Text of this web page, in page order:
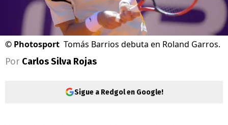
© Photosport Tomás Barrios debuta en Roland Garros.
Por Carlos Silva Rojas
Sigue a Redgol en Google!